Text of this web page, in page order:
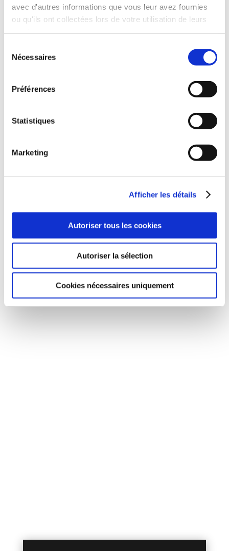
avec d'autres informations que vous leur avez fournies
ou qu'ils ont collectées lors de votre utilisation de leurs
Nécessaires
Préférences
Statistiques
Marketing
Afficher les détails
Autoriser tous les cookies
Autoriser la sélection
Cookies nécessaires uniquement